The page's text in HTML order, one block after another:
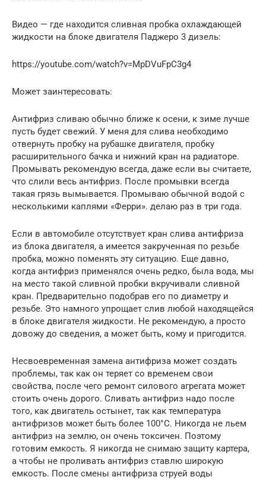
Видео — где находится сливная пробка охлаждающей
жидкости на блоке двигателя Паджеро 3 дизель:
https://youtube.com/watch?v=MpDVuFpC3g4
Может заинтересовать:
Антифриз сливаю обычно ближе к осени, к зиме лучше
пусть будет свежий. У меня для слива необходимо
отвернуть пробку на рубашке двигателя, пробку
расширительного бачка и нижний кран на радиаторе.
Промывать рекомендую всегда, даже если вы считаете,
что слили весь антифриз. После промывки всегда
такая грязь вымывается. Промываю обычной водой с
несколькими каплями «Ферри». делаю раз в три года.
Если в автомобиле отсутствует кран слива антифриза
из блока двигателя, а имеется закрученная по резьбе
пробка, можно поменять эту ситуацию. Еще давно,
когда антифриз применялся очень редко, была вода, мы
на место такой сливной пробки вкручивали сливной
кран. Предварительно подобрав его по диаметру и
резьбе. Это намного упрощает слив любой находящейся
в блоке двигателя жидкости. Не рекомендую, а просто
довожу до сведения, а может быть, кому и пригодится.
Несвоевременная замена антифриза может создать
проблемы, так как он теряет со временем свои
свойства, после чего ремонт силового агрегата может
стоить очень дорого. Сливать антифриз надо после
того, как двигатель остынет, так как температура
антифризов может быть более 100°C. Никогда не льем
антифриз на землю, он очень токсичен. Поэтому
готовим емкость. Я никогда не снимаю защиту картера,
а чтобы не проливать антифриз ставлю широкую
емкость. После смены антифриза струей воды